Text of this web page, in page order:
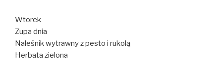
Wtorek
Zupa dnia
Naleśnik wytrawny z pesto i rukolą
Herbata zielona